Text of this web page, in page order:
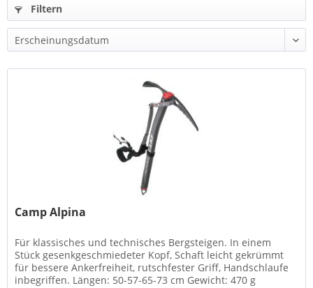
Filtern
Camp Alpina
Für klassisches und technisches Bergsteigen. In einem
Stück gesenkgeschmiedeter Kopf, Schaft leicht gekrümmt
für bessere Ankerfreiheit, rutschfester Griff, Handschlaufe
inbegriffen. Längen: 50-57-65-73 cm Gewicht: 470 g